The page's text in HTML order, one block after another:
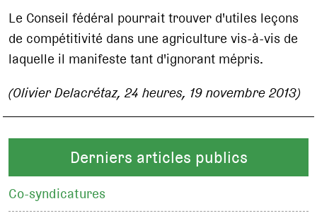
Le Conseil fédéral pourrait trouver d'utiles leçons
de compétitivité dans une agriculture vis-à-vis de
laquelle il manifeste tant d'ignorant mépris.
(Olivier Delacrétaz, 24 heures, 19 novembre 2013)
Derniers articles publics
Co-syndicatures